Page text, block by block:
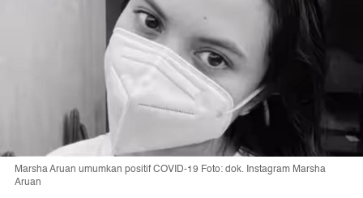
Marsha Aruan umumkan positif COVID-19 Foto: dok. Instagram Marsha
Aruan